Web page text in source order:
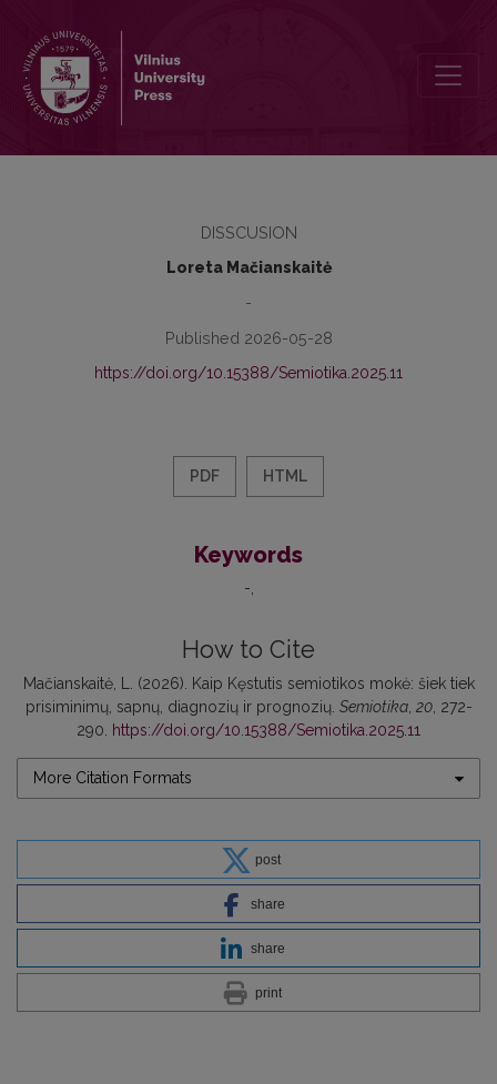
DISSCUSION
Loreta Mačianskaitė
-
Published 2026-05-28
https://doi.org/10.15388/Semiotika.2025.11
PDF HTML
Keywords
-
How to Cite
Mačianskaitė, L. (2026). Kaip Kęstutis semiotikos mokė: šiek tiek
prisiminimų, sapnų, diagnozių ir prognozių. Semiotika, 20, 272-
290.
https://doi.org/10.15388/Semiotika.2025.11
More Citation Formats
post
share
share
print